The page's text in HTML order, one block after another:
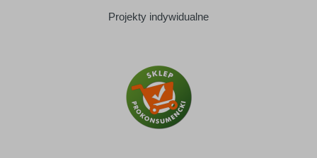
Projekty indywidualne